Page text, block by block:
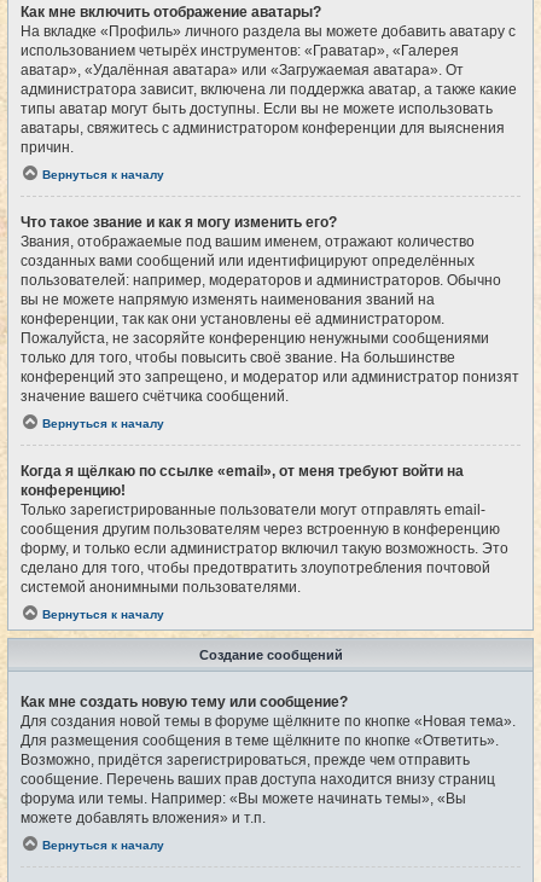
Как мне включить отображение аватары?
На вкладке «Профиль» личного раздела вы можете добавить аватару с
использованием четырёх инструментов: «Граватар», «Галерея
аватар», «Удалённая аватара» или «Загружаемая аватара». От
администратора зависит, включена ли поддержка аватар, а также какие
типы аватар могут быть доступны. Если вы не можете использовать
аватары, свяжитесь с администратором конференции для выяснения
причин.
Вернуться к началу
Что такое звание и как я могу изменить его?
Звания, отображаемые под вашим именем, отражают количество
созданных вами сообщений или идентифицируют определённых
пользователей: например, модераторов и администраторов. Обычно
вы не можете напрямую изменять наименования званий на
конференции, так как они установлены её администратором.
Пожалуйста, не засоряйте конференцию ненужными сообщениями
только для того, чтобы повысить своё звание. На большинстве
конференций это запрещено, и модератор или администратор понизят
значение вашего счётчика сообщений.
Вернуться к началу
Когда я щёлкаю по ссылке «email», от меня требуют войти на
конференцию!
Только зарегистрированные пользователи могут отправлять email-
сообщения другим пользователям через встроенную в конференцию
форму, и только если администратор включил такую возможность. Это
сделано для того, чтобы предотвратить злоупотребления почтовой
системой анонимными пользователями.
Вернуться к началу
Создание сообщений
Как мне создать новую тему или сообщение?
Для создания новой темы в форуме щёлкните по кнопке «Новая тема».
Для размещения сообщения в теме щёлкните по кнопке «Ответить».
Возможно, придётся зарегистрироваться, прежде чем отправить
сообщение. Перечень ваших прав доступа находится внизу страниц
форума или темы. Например: «Вы можете начинать темы», «Вы
можете добавлять вложения» и т.п.
Вернуться к началу